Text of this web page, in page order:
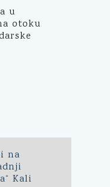
u
otoku
na
Kali